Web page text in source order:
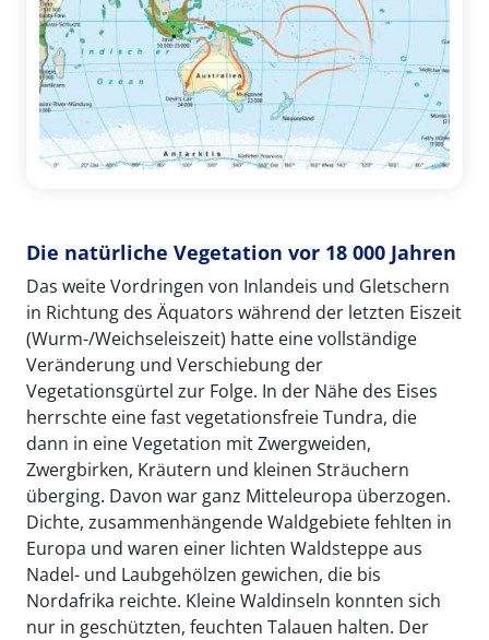
Die natürliche Vegetation vor 18 000 Jahren
Das weite Vordringen von Inlandeis und Gletschern
in Richtung des Äquators während der letzten Eiszeit
(Wurm-/Weichseleiszeit) hatte eine vollständige
Veränderung und Verschiebung der
Vegetationsgürtel zur Folge. In der Nähe des Eises
herrschte eine fast vegetationsfreie Tundra, die
dann in eine Vegetation mit Zwergweiden,
Zwergbirken, Kräutern und kleinen Sträuchern
überging. Davon war ganz Mitteleuropa überzogen.
Dichte, zusammenhängende Waldgebiete fehlten in
Europa und waren einer lichten Waldsteppe aus
Nadel- und Laubgehölzen gewichen, die bis
Nordafrika reichte. Kleine Waldinseln konnten sich
nur in geschützten, feuchten Talauen halten. Der